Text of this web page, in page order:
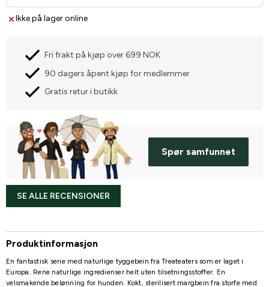
Ikke på lager online
Fri frakt på kjøp over 699 NOK
90 dagers åpent kjøp for medlemmer
Gratis retur i butikk
Spør samfunnet
SE ALLE RECENSIONER
Produktinformasjon
En fantastisk serie med naturlige tyggebein fra Treateaters som er laget i
Europa. Rene naturlige ingredienser helt uten tilsetningsstoffer. En
velsmakende belønning for hunden. Kokt, sterilisert margbein fra storfe med